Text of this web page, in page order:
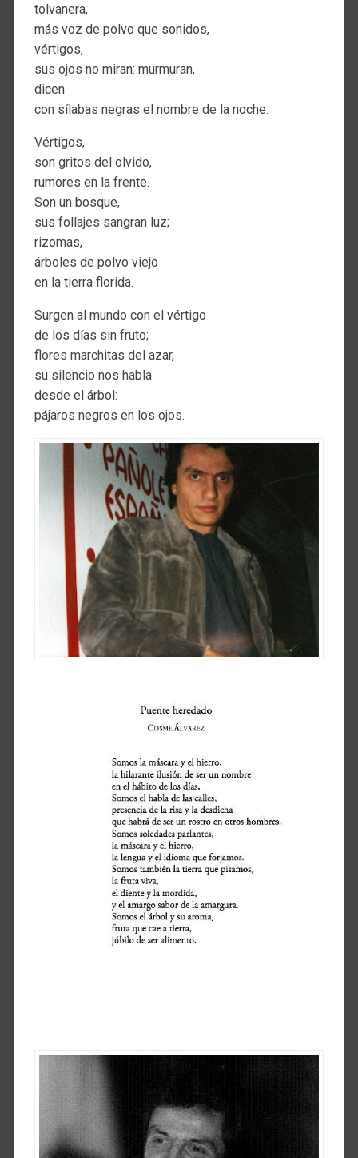
tolvanera,
más voz de polvo que sonidos,
vértigos,
sus ojos no miran: murmuran,
dicen
con sílabas negras el nombre de la noche.
Vértigos,
son gritos del olvido,
rumores en la frente.
Son un bosque,
sus follajes sangran luz;
rizomas,
árboles de polvo viejo
en la tierra florida.
Surgen al mundo con el vértigo
de los días sin fruto;
flores marchitas del azar,
su silencio nos habla
desde el árbol:
pájaros negros en los ojos.